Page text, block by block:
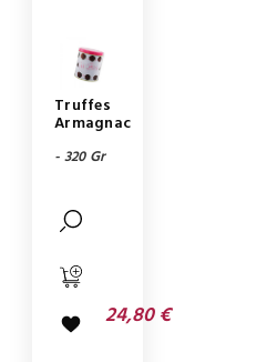
Truffes
Armagnac
- 320 Gr
24,80 €